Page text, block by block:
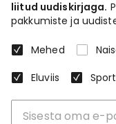
liitud uudiskirjaga.
pakkumiste ja
Mehed
Eluviis
Sport